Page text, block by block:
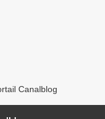
Canalblog